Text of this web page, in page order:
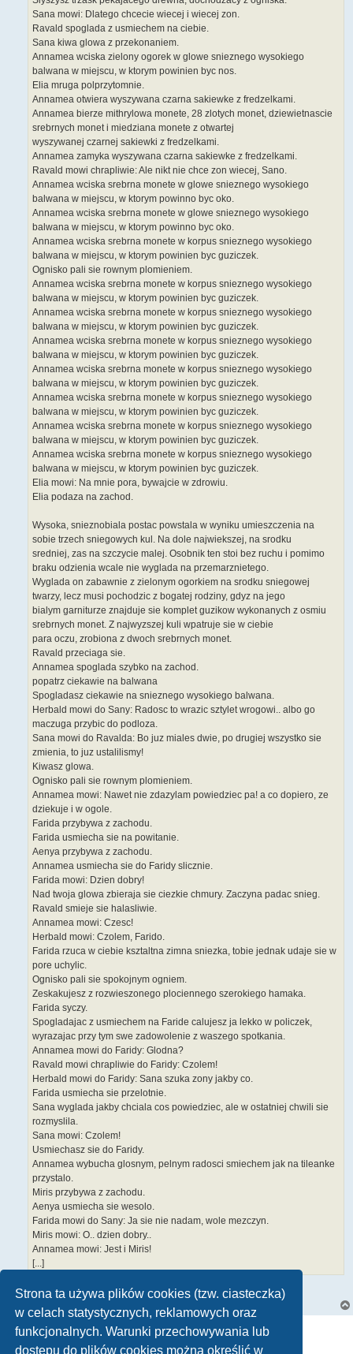
Strona ta używa plików cookies (tzw. ciasteczka)
w celach statystycznych, reklamowych oraz
funkcjonalnych. Warunki przechowywania lub
dostępu do plików cookies można określić w
Sana mowi: Dlatego chcecie wiecej i wiecej zon.
Ravald spoglada z usmiechem na ciebie.
Sana kiwa glowa z przekonaniem.
Annamea wciska zielony ogorek w glowe snieznego wysokiego
balwana w miejscu, w ktorym powinien byc nos.
Elia mruga polprzytomnie.
Annamea otwiera wyszywana czarna sakiewke z fredzelkami.
Annamea bierze mithrylowa monete, 28 zlotych monet, dziewietnascie
srebrnych monet i miedziana monete z otwartej
wyszywanej czarnej sakiewki z fredzelkami.
Annamea zamyka wyszywana czarna sakiewke z fredzelkami.
Ravald mowi chrapliwie: Ale nikt nie chce zon wiecej, Sano.
Annamea wciska srebrna monete w glowe snieznego wysokiego
balwana w miejscu, w ktorym powinno byc oko.
Annamea wciska srebrna monete w glowe snieznego wysokiego
balwana w miejscu, w ktorym powinno byc oko.
Annamea wciska srebrna monete w korpus snieznego wysokiego
balwana w miejscu, w ktorym powinien byc guziczek.
Ognisko pali sie rownym plomieniem.
Annamea wciska srebrna monete w korpus snieznego wysokiego
balwana w miejscu, w ktorym powinien byc guziczek.
Annamea wciska srebrna monete w korpus snieznego wysokiego
balwana w miejscu, w ktorym powinien byc guziczek.
Annamea wciska srebrna monete w korpus snieznego wysokiego
balwana w miejscu, w ktorym powinien byc guziczek.
Annamea wciska srebrna monete w korpus snieznego wysokiego
balwana w miejscu, w ktorym powinien byc guziczek.
Annamea wciska srebrna monete w korpus snieznego wysokiego
balwana w miejscu, w ktorym powinien byc guziczek.
Annamea wciska srebrna monete w korpus snieznego wysokiego
balwana w miejscu, w ktorym powinien byc guziczek.
Annamea wciska srebrna monete w korpus snieznego wysokiego
balwana w miejscu, w ktorym powinien byc guziczek.
Elia mowi: Na mnie pora, bywajcie w zdrowiu.
Elia podaza na zachod.
Wysoka, snieznobiala postac powstala w wyniku umieszczenia na
sobie trzech sniegowych kul. Na dole najwiekszej, na srodku
sredniej, zas na szczycie malej. Osobnik ten stoi bez ruchu i pomimo
braku odzienia wcale nie wyglada na przemarznietego.
Wyglada on zabawnie z zielonym ogorkiem na srodku sniegowej
twarzy, lecz musi pochodzic z bogatej rodziny, gdyz na jego
bialym garniturze znajduje sie komplet guzikow wykonanych z osmiu
srebrnych monet. Z najwyzszej kuli wpatruje sie w ciebie
para oczu, zrobiona z dwoch srebrnych monet.
Ravald przeciaga sie.
Annamea spoglada szybko na zachod.
popatrz ciekawie na balwana
Spogladasz ciekawie na snieznego wysokiego balwana.
Herbald mowi do Sany: Radosc to wrazic sztylet wrogowi.. albo go
maczuga przybic do podloza.
Sana mowi do Ravalda: Bo juz miales dwie, po drugiej wszystko sie
zmienia, to juz ustalilismy!
Kiwasz glowa.
Ognisko pali sie rownym plomieniem.
Annamea mowi: Nawet nie zdazylam powiedziec pa! a co dopiero, ze
dziekuje i w ogole.
Farida przybywa z zachodu.
Farida usmiecha sie na powitanie.
Aenya przybywa z zachodu.
Annamea usmiecha sie do Faridy slicznie.
Farida mowi: Dzien dobry!
Nad twoja glowa zbieraja sie ciezkie chmury. Zaczyna padac snieg.
Ravald smieje sie halasliwie.
Annamea mowi: Czesc!
Herbald mowi: Czolem, Farido.
Farida rzuca w ciebie ksztaltna zimna sniezka, tobie jednak udaje sie w
pore uchylic.
Ognisko pali sie spokojnym ogniem.
Zeskakujesz z rozwieszonego plociennego szerokiego hamaka.
Farida syczy.
Spogladajac z usmiechem na Faride calujesz ja lekko w policzek,
wyrazajac przy tym swe zadowolenie z waszego spotkania.
Annamea mowi do Faridy: Glodna?
Ravald mowi chrapliwie do Faridy: Czolem!
Herbald mowi do Faridy: Sana szuka zony jakby co.
Farida usmiecha sie przelotnie.
Sana wyglada jakby chciala cos powiedziec, ale w ostatniej chwili sie
rozmyslila.
Sana mowi: Czolem!
Usmiechasz sie do Faridy.
Annamea wybucha glosnym, pelnym radosci smiechem jak na tileanke
przystalo.
Miris przybywa z zachodu.
Aenya usmiecha sie wesolo.
Farida mowi do Sany: Ja sie nie nadam, wole mezczyn.
Miris mowi: O.. dzien dobry..
Annamea mowi: Jest i Miris!
[...]
A jakie jest twoje zdanie?
ODPOWIEDZ
Posty: 1 • Strona1 z 1